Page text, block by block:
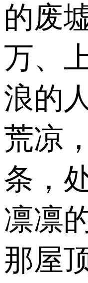
的废
万、
浪的
荒凉
条，
凛凛
那屋